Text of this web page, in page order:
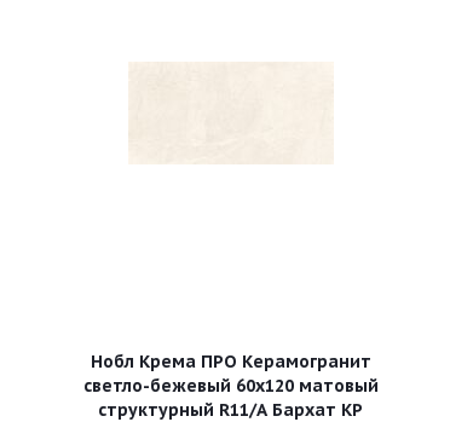
Нобл Крема ПРО Керамогранит
светло-бежевый 60х120 матовый
структурный R11/A Бархат КР